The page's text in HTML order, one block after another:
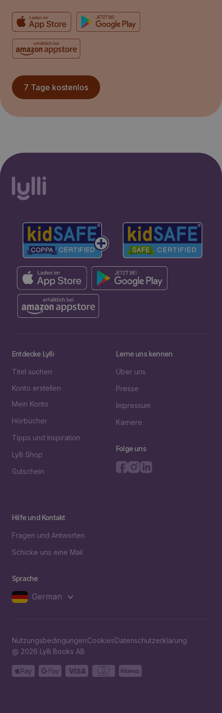
7 Tage kostenlos
Entdecke Lylli
Titel suchen
Konto erstellen
Mein Konto
Hörbücher
Tipps und Inspiration
Lylli Shop
Gutschein
Lerne uns kennen
Über uns
Presse
Impressum
Karriere
Folge uns
Hilfe und Kontakt
Fragen und Antworten
Schicke uns eine Mail
Sprache
German
NutzungsbedingungenCookiesDatenschutzerklärung
@ 2026 Lylli Books AB